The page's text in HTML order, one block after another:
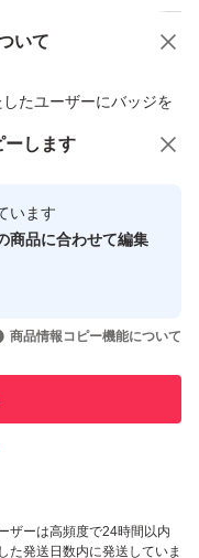
いて
たユーザーにバッジを
なユーザーです
させた実績があります
実績があります
ザーは高頻度で24時間以内
た発送日数内に発送していま
商品への質問
ーします
います
商品に合わせて編集
商品情報コピー機能について